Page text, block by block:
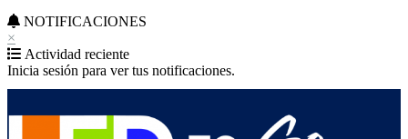
NOTIFICACIONES
×
Actividad reciente
Inicia sesión para ver tus notificaciones.